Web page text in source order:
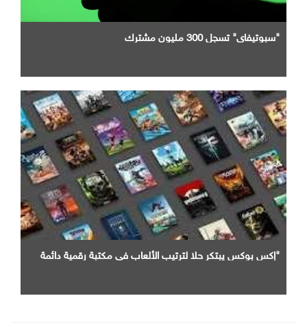
"سبوتيفاي" تسجل 300 مليون مشترك
"إكس بوكس يبتكر حلا لترتيب الألعاب في مكتبة رقمية دائمة